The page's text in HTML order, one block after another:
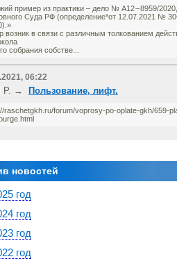
пример из практики – дело № А12 – 8959/
Суда РФ (определение*от 12.07.2021 №
возник в связи с различным толкованием
собрания собстве...
06:22
P. → Пользование, лифт.
raschetgkh.ru/forum/voprosy-po-oplate-gkh/659-
новостей
год
год
год
год